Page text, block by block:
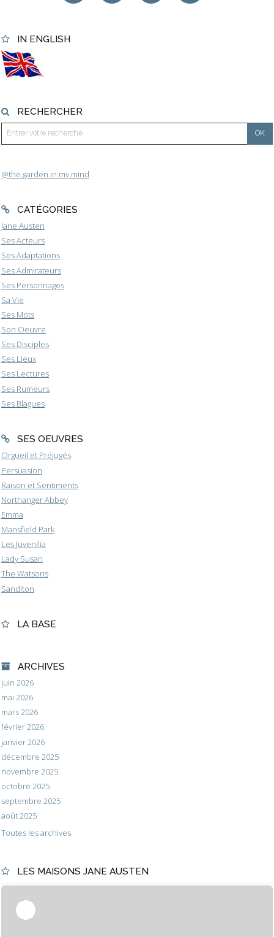
IN ENGLISH
RECHERCHER
@the.garden.in.my.mind
CATÉGORIES
Jane Austen
Ses Acteurs
Ses Adaptations
Ses Admirateurs
Ses Personnages
Sa Vie
Ses Mots
Son Oeuvre
Ses Disciples
Ses Lieux
Ses Lectures
Ses Rumeurs
Ses Blagues
SES OEUVRES
Orgueil et Préjugés
Persuasion
Raison et Sentiments
Northanger Abbey
Emma
Mansfield Park
Les Juvenilia
Lady Susan
The Watsons
Sanditon
LA BASE
ARCHIVES
juin 2026
mai 2026
mars 2026
février 2026
janvier 2026
décembre 2025
novembre 2025
octobre 2025
septembre 2025
août 2025
Toutes les archives
LES MAISONS JANE AUSTEN